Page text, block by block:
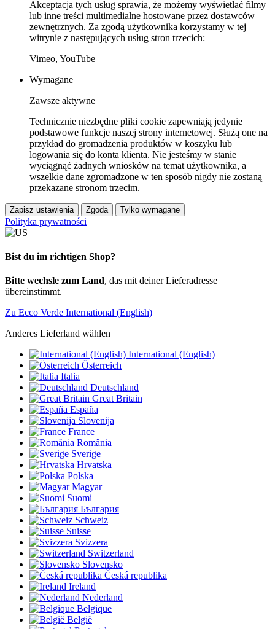
Akceptacja tych usług sprawia, że możemy wyświetlać filmy
lub inne treści multimedialne hostowane przez dostawców
zewnętrznych. Za zgodą użytkownika korzystamy w tej
witrynie z następujących usług stron trzecich:
Vimeo, YouTube
Wymagane
Zawsze aktywne
Technicznie niezbędne pliki cookie zapewniają jedynie
podstawowe funkcje naszej strony internetowej. Służą one na
przykład do gromadzenia produktów w koszyku lub
logowania się do konta klienta. Nie jesteśmy w stanie
wyciągnąć żadnych wniosków na temat użytkownika, a
wszelkie dane zgromadzone w ten sposób nigdy nie zostaną
przekazane stronom trzecim.
Zapisz ustawienia Zgoda Tylko wymagane
Polityka prywatności
Bist du im richtigen Shop?
Bitte wechsle zum Land, das mit deiner Lieferadresse
übereinstimmt.
Zu Ecco Verde International (English)
Anderes Lieferland wählen
International (English)
Österreich
Italia
Deutschland
Great Britain
España
Slovenija
France
România
Sverige
Hrvatska
Polska
Magyar
Suomi
България
Schweiz
Suisse
Svizzera
Switzerland
Slovensko
Česká republika
Ireland
Nederland
Belgique
België